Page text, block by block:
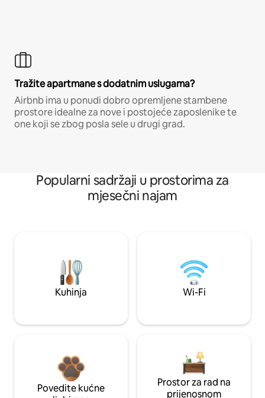
Tražite apartmane s dodatnim uslugama?
Airbnb ima u ponudi dobro opremljene stambene
prostore idealne za nove i postojeće zaposlenike te
one koji se zbog posla sele u drugi grad.
Popularni sadržaji u prostorima za
mjesečni najam
Kuhinja Wi-Fi
Povedite kućne
Prostor za rad na
prijenosnom